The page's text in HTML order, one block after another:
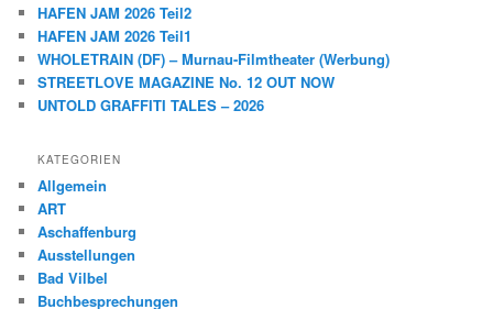
HAFEN JAM 2026 Teil2
HAFEN JAM 2026 Teil1
WHOLETRAIN (DF) – Murnau-Filmtheater (Werbung)
STREETLOVE MAGAZINE No. 12 OUT NOW
UNTOLD GRAFFITI TALES – 2026
KATEGORIEN
Allgemein
ART
Aschaffenburg
Ausstellungen
Bad Vilbel
Buchbesprechungen